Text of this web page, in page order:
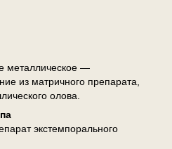
металлическое —
из матричного препарата,
олова.
экстемпорального